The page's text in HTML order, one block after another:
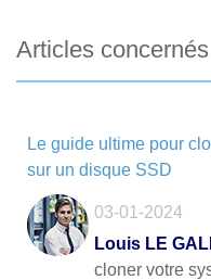
Articles
Le guide ultime pour
sur un disque SSD
03-01-2024
Louis LE
cloner votre